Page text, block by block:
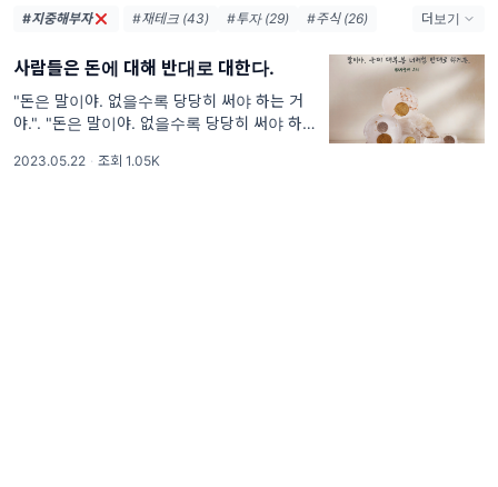
#지중해부자 #재테크 (43) #투자 (29)
#주식 (26)
#회사원 (17)
#직장인 (15)
#독서 (15)
#자기계발 (13)
#시장 (13)
#금리 (11)
#창업 (10) #독서모임 (8)
더보기
사람들은 돈에 대해 반대로 대한다.
"돈은 말이야. 없을수록 당당히 써야 하는 거
야.". "돈은 말이야. 없을수록 당당히 써야 하는
쓰고 말이야. 근데 대부분 너처럼 반대로 하거
2023.05.22 · 조회 1.05K